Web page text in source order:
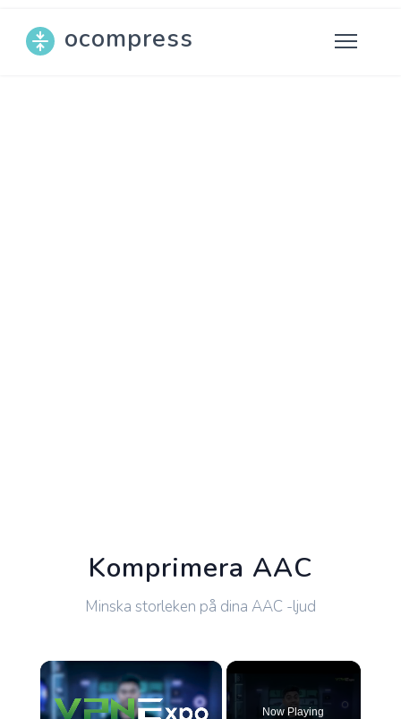
ocompress
Komprimera AAC
Minska storleken på dina AAC -ljud
×
Now Playing